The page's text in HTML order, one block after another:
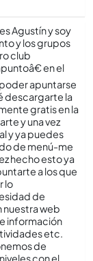
Agustí­n y soy
y los grupos
club
en el
apuntarse
descargarte la
gratis en la
y una vez
y ya puedes
de menú-me
hecho esto ya
a los que
lo
de
nuestra web
información
etc.
de
con el